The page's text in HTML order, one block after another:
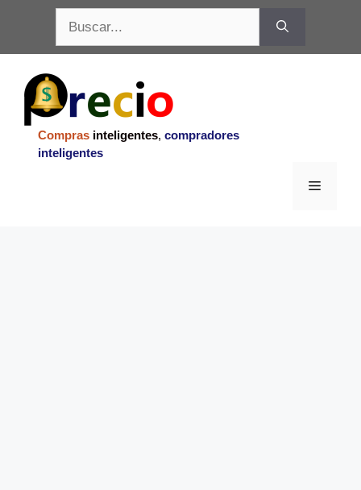
contenido
Compras inteligentes, compradores
inteligentes
Menu